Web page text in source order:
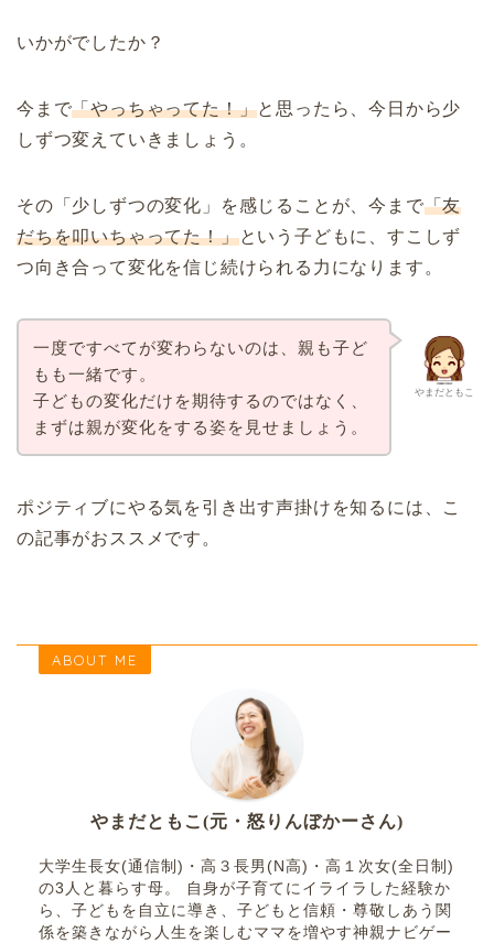
いかがでしたか？
今まで「やっちゃってた！」と思ったら、今日から少
しずつ変えていきましょう。
その「少しずつの変化」を感じることが、今まで「友
だちを叩いちゃってた！」という子どもに、すこしず
つ向き合って変化を信じ続けられる力になります。
やまだともこ
一度ですべてが変わらないのは、親も子ど
もも一緒です。
子どもの変化だけを期待するのではなく、
まずは親が変化をする姿を見せましょう。
ポジティブにやる気を引き出す声掛けを知るには、こ
の記事がおススメです。
ABOUT ME
やまだともこ(元・怒りんぼかーさん)
大学生長女(通信制)・高３長男(N高)・高１次女(全日制)
の3人と暮らす母。 自身が子育てにイライラした経験か
ら、子どもを自立に導き、子どもと信頼・尊敬しあう関
係を築きながら人生を楽しむママを増やす神親ナビゲー